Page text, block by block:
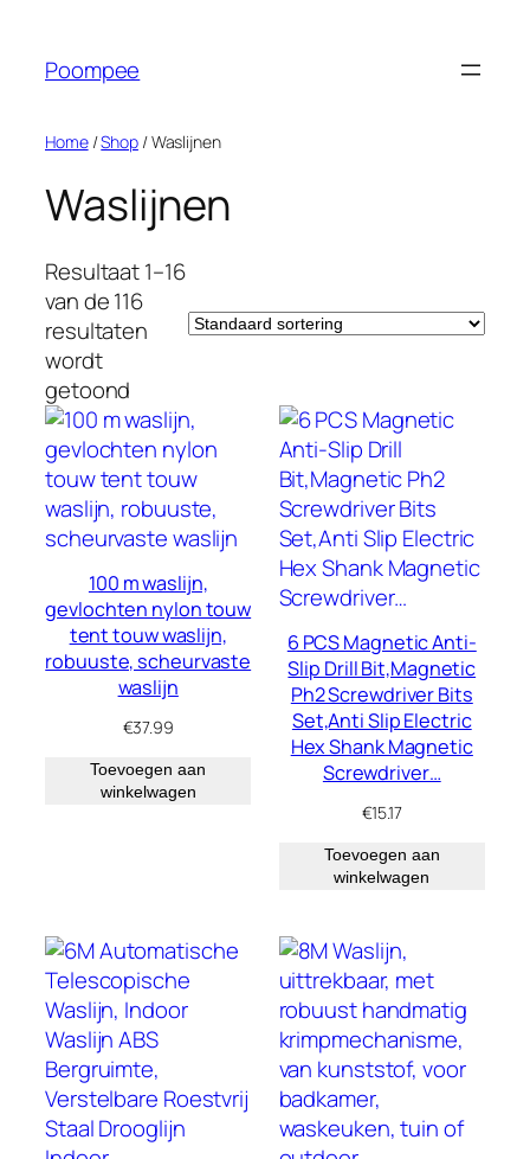
Poompee
Home/Shop/ Waslijnen
Waslijnen
Resultaat 1–16
van de 116
resultaten
wordt
getoond
100 m waslijn,
gevlochten nylon touw
tent touw waslijn,
robuuste, scheurvaste
waslijn
€37.99
Toevoegen aan
winkelwagen
6 PCS Magnetic Anti-
Slip Drill Bit,Magnetic
Ph2 Screwdriver Bits
Set,Anti Slip Electric
Hex Shank Magnetic
Screwdriver…
€15.17
Toevoegen aan
winkelwagen